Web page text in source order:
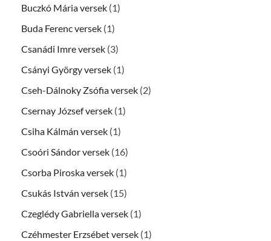
Buczkó Mária versek (1)
Buda Ferenc versek (1)
Csanádi Imre versek (3)
Csányi György versek (1)
Cseh-Dálnoky Zsófia versek (2)
Csernay József versek (1)
Csiha Kálmán versek (1)
Csoóri Sándor versek (16)
Csorba Piroska versek (1)
Csukás István versek (15)
Czeglédy Gabriella versek (1)
Czéhmester Erzsébet versek (1)